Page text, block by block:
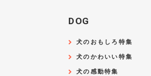
DOG
犬のおもしろ特集
犬のかわいい特集
犬の感動特集